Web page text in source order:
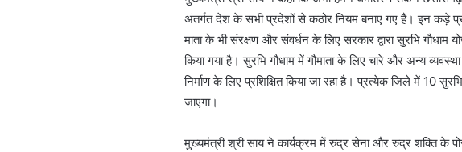
अंतर्गत देश के सभी प्रदेशों से कठोर नियम बनाए गए हैं। इन कड़े
माता के भी संरक्षण और संवर्धन के लिए सरकार द्वारा सुरभि
किया गया है। सुरभि गौधाम में गौमाता के लिए चारे और अन्य
निर्माण के लिए प्रशिक्षित किया जा रहा है। प्रत्येक जिले में 10
जाएगा।
मुख्यमंत्री श्री साय ने कार्यक्रम में रुद्र सेना और रुद्र शक्ति के